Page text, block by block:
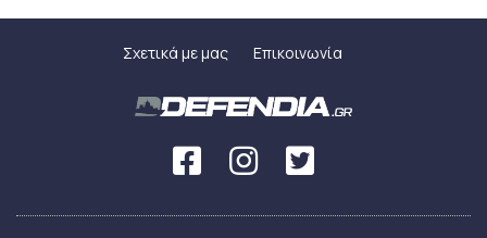
Σχετικά με μας Επικοινωνία